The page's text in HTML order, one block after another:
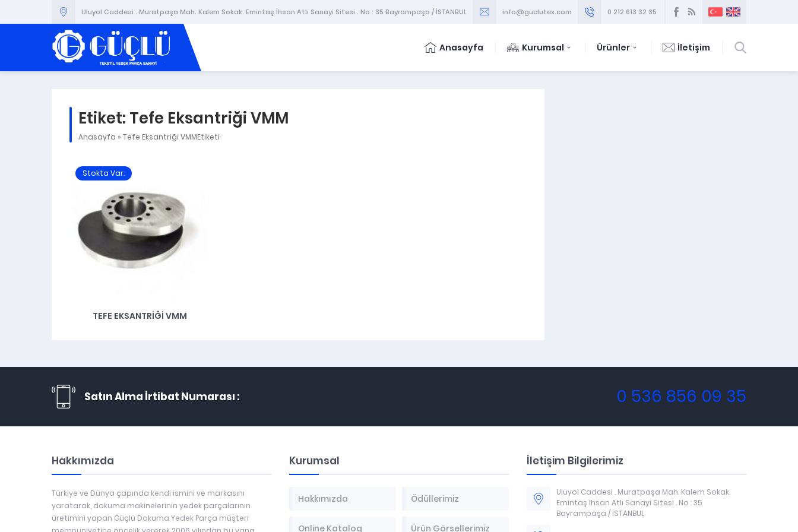
Uluyol Caddesi . Muratpaşa Mah. Kalem Sokak. Emintaş İhsan Atlı Sanayi Sitesi . No : 35 Bayrampaşa / İSTANBUL info@guclutex.com 0 212 613 32 35
Anasayfa Kurumsal Ürünler İletişim
Etiket: Tefe Eksantriği VMM
Anasayfa » Tefe Eksantriği VMMEtiketi
Stokta Var.
TEFE EKSANTRIĞI VMM
Satın Alma İrtibat Numarası : 0 536 856 09 35
Hakkımızda
Türkiye ve Dünya çapında kendi ismini ve markasını
yaratarak, dokuma makinelerinin yedek parçalarının
üretimini yapan Güçlü Dokuma Yedek Parça müşteri
Kurumsal
Hakkımızda Ödüllerimiz
Online Katalog Ürün Görsellerimiz
İletişim Bilgilerimiz
Uluyol Caddesi . Muratpaşa Mah. Kalem Sokak.
Emintaş İhsan Atlı Sanayi Sitesi . No : 35
Bayrampaşa / İSTANBUL